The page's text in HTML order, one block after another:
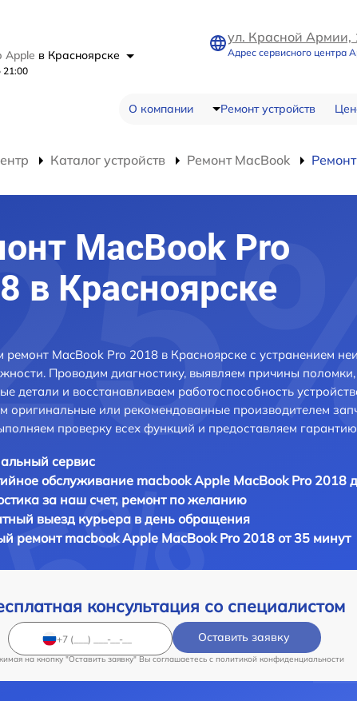
Apple в Красноярске
21:00
ул. Красной Армии,
Адрес сервисного центра
О компании Ремонт устройств
Каталог устройств Ремонт MacBook
MacBook Pro
в Красноярске
MacBook Pro 2018 в Красноярске с устранением
Проводим диагностику, выявляем причины
детали и восстанавливаем работоспособность
оригинальные или рекомендованные производителем
проверку всех функций и предоставляем
сервис
обслуживание macbook Apple MacBook Pro 2018
за наш счет, ремонт по желанию
выезд курьера в день обращения
ремонт macbook Apple MacBook Pro 2018 от 35 минут
консультация со специалистом
Оставить заявку
на кнопку "Оставить заявку" Вы соглашаетесь c политикой конфиденциальности